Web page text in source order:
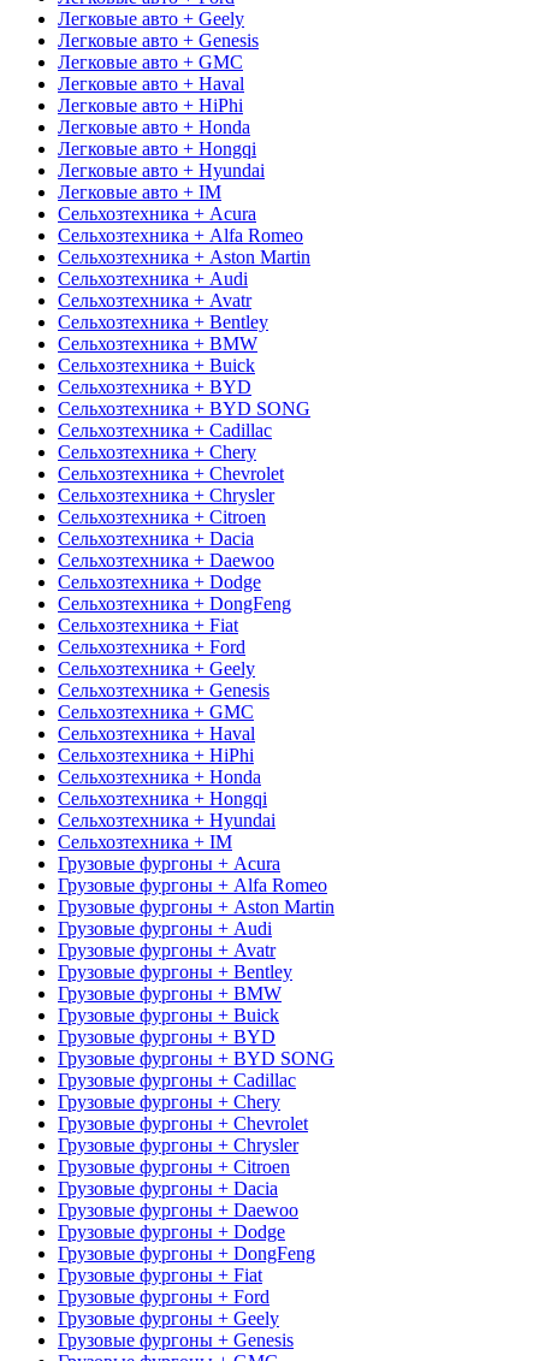
Легковые авто + Geely
Легковые авто + Genesis
Легковые авто + GMC
Легковые авто + Haval
Легковые авто + HiPhi
Легковые авто + Honda
Легковые авто + Hongqi
Легковые авто + Hyundai
Легковые авто + IM
Сельхозтехника + Acura
Сельхозтехника + Alfa Romeo
Сельхозтехника + Aston Martin
Сельхозтехника + Audi
Сельхозтехника + Avatr
Сельхозтехника + Bentley
Сельхозтехника + BMW
Сельхозтехника + Buick
Сельхозтехника + BYD
Сельхозтехника + BYD SONG
Сельхозтехника + Cadillac
Сельхозтехника + Chery
Сельхозтехника + Chevrolet
Сельхозтехника + Chrysler
Сельхозтехника + Citroen
Сельхозтехника + Dacia
Сельхозтехника + Daewoo
Сельхозтехника + Dodge
Сельхозтехника + DongFeng
Сельхозтехника + Fiat
Сельхозтехника + Ford
Сельхозтехника + Geely
Сельхозтехника + Genesis
Сельхозтехника + GMC
Сельхозтехника + Haval
Сельхозтехника + HiPhi
Сельхозтехника + Honda
Сельхозтехника + Hongqi
Сельхозтехника + Hyundai
Сельхозтехника + IM
Грузовые фургоны + Acura
Грузовые фургоны + Alfa Romeo
Грузовые фургоны + Aston Martin
Грузовые фургоны + Audi
Грузовые фургоны + Avatr
Грузовые фургоны + Bentley
Грузовые фургоны + BMW
Грузовые фургоны + Buick
Грузовые фургоны + BYD
Грузовые фургоны + BYD SONG
Грузовые фургоны + Cadillac
Грузовые фургоны + Chery
Грузовые фургоны + Chevrolet
Грузовые фургоны + Chrysler
Грузовые фургоны + Citroen
Грузовые фургоны + Dacia
Грузовые фургоны + Daewoo
Грузовые фургоны + Dodge
Грузовые фургоны + DongFeng
Грузовые фургоны + Fiat
Грузовые фургоны + Ford
Грузовые фургоны + Geely
Грузовые фургоны + Genesis